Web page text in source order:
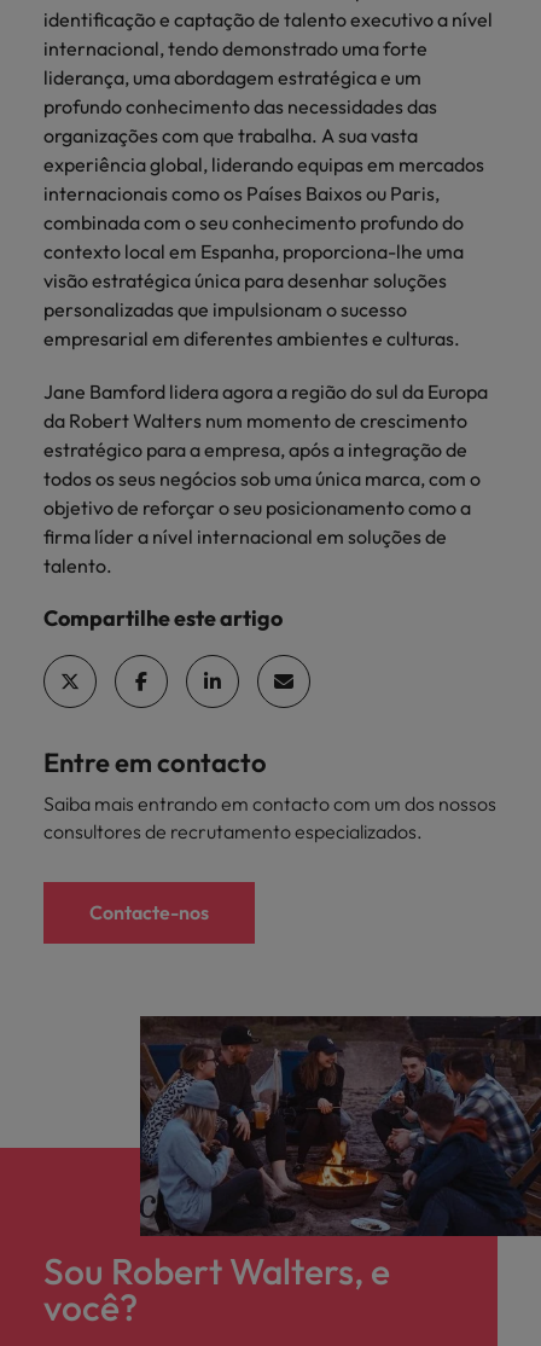
identificação e captação de talento executivo a nível
internacional, tendo demonstrado uma forte
liderança, uma abordagem estratégica e um
profundo conhecimento das necessidades das
organizações com que trabalha. A sua vasta
experiência global, liderando equipas em mercados
internacionais como os Países Baixos ou Paris,
combinada com o seu conhecimento profundo do
contexto local em Espanha, proporciona-lhe uma
visão estratégica única para desenhar soluções
personalizadas que impulsionam o sucesso
empresarial em diferentes ambientes e culturas.
Jane Bamford lidera agora a região do sul da Europa
da Robert Walters num momento de crescimento
estratégico para a empresa, após a integração de
todos os seus negócios sob uma única marca, com o
objetivo de reforçar o seu posicionamento como a
firma líder a nível internacional em soluções de
talento.
Compartilhe este artigo
Entre em contacto
Saiba mais entrando em contacto com um dos nossos
consultores de recrutamento especializados.
Contacte-nos
Sou Robert Walters, e
você?